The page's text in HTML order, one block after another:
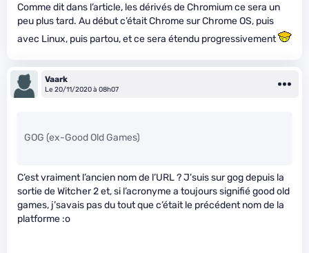
Comme dit dans l’article, les dérivés de Chromium ce sera un
peu plus tard. Au début c’était Chrome sur Chrome OS, puis
avec Linux, puis partou, et ce sera étendu progressivement
Vaark
Le 20/11/2020 à 08h07
GOG (ex-Good Old Games)
C’est vraiment l’ancien nom de l’URL ? J’suis sur gog depuis la
sortie de Witcher 2 et, si l’acronyme a toujours signifié good old
games, j’savais pas du tout que c’était le précédent nom de la
platforme :o